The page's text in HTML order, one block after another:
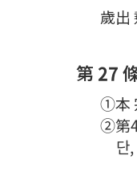
歲出
第 27
①本
②第4
단